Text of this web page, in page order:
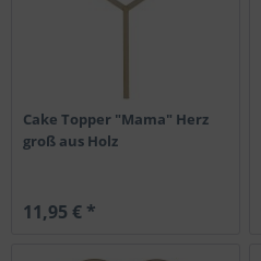
Cake Topper "Mama" Herz
groß aus Holz
11,95 € *